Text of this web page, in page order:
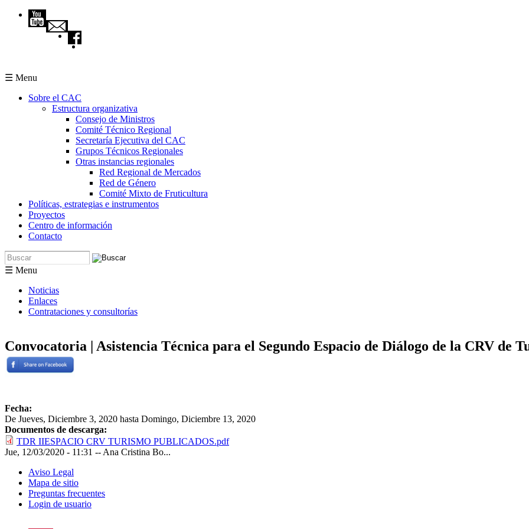
Pasar al contenido principal
☰ Menu
Sobre el CAC
Estructura organizativa
Consejo de Ministros
Comité Técnico Regional
Secretaría Ejecutiva del CAC
Grupos Técnicos Regionales
Otras instancias regionales
Red Regional de Mercados
Red de Género
Comité Mixto de Fruticultura
Políticas, estrategias e instrumentos
Proyectos
Centro de información
Contacto
Formulario de búsqueda
Buscar
☰ Menu
Noticias
Enlaces
Contrataciones y consultorías
Convocatoria | Asistencia Técnica para el Segundo Espacio de Diálogo de la CRV de
Fecha:
De Jueves, Diciembre 3, 2020 hasta Domingo, Diciembre 13, 2020
Documentos de descarga:
TDR IIESPACIO CRV TURISMO PUBLICADOS.pdf
Jue, 12/03/2020 - 11:31 -- Ana Cristina Bo...
Aviso Legal
Mapa de sitio
Preguntas frecuentes
Login de usuario